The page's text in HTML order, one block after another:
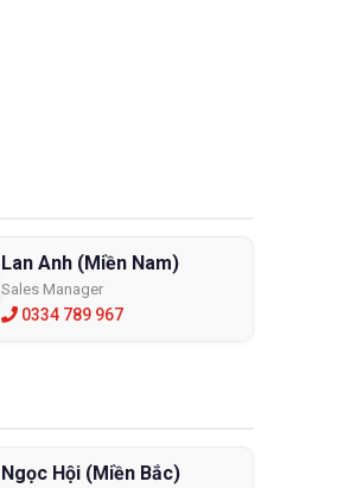
Lan Anh (Miền Nam)
Sales Manager
0334 789 967
Ngọc Hội (Miền Bắc)